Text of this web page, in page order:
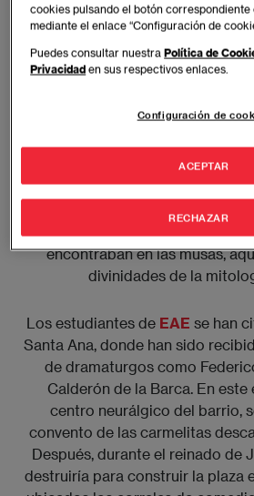
Anécdotas e historias del
La literatura, el arte y la
impregnadas en el Barrio de las
madrileños con los turistas
internacionales. Susana Blas,
cultural de EAE, comienza
denominación de este barrio de
vida en el Madrid del momento
encontraban en las musas,
divinidades de la
Los estudiantes de EAE se han
Santa Ana, donde han sido
de dramaturgos como
Calderón de la Barca. En este
centro neurálgico del barrio,
convento de las carmelitas
Después, durante el reinado de
destruiría para construir la plaza
cookies pulsando el botón
mediante el enlace “Configuración de
Puedes consultar nuestraPolítica de
Privacidad en sus respectivos enlaces.
Configuración de
RECHAZAR
ACEPTAR